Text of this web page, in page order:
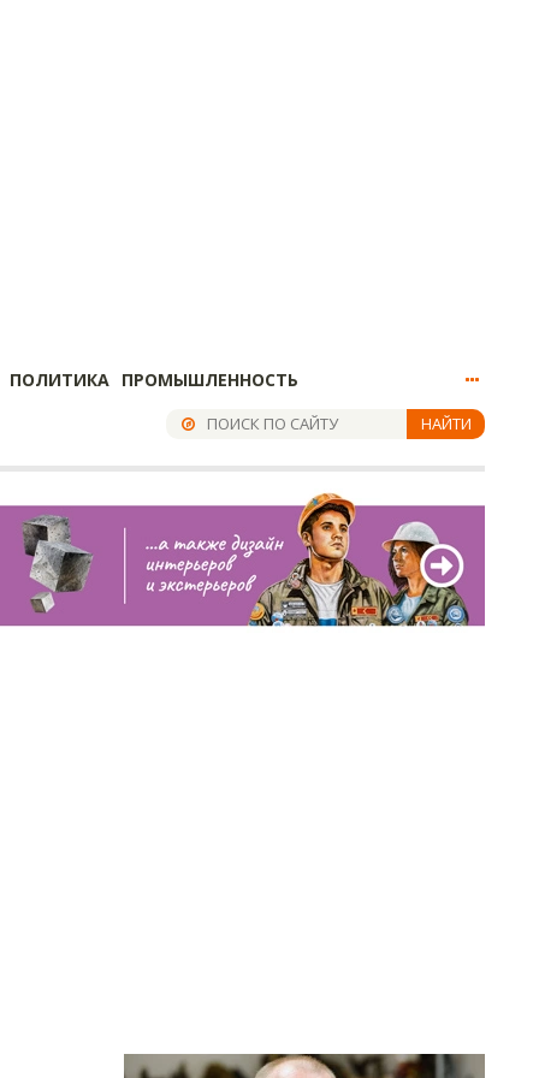
ПОЛИТИКА ПРОМЫШЛЕННОСТЬ
НАЙТИ